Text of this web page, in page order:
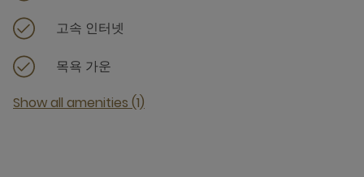
고속 인터넷
목욕 가운
Show all amenities (1)